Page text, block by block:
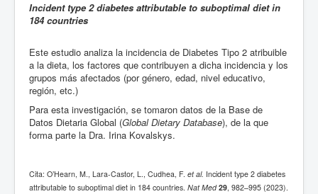
Incident type 2 diabetes attributable to suboptimal diet in
184 countries
Este estudio analiza la incidencia de Diabetes Tipo 2 atribuible
a la dieta, los factores que contribuyen a dicha incidencia y los
grupos más afectados (por género, edad, nivel educativo,
región, etc.)
Para esta investigación, se tomaron datos de la Base de
Datos Dietaria Global (Global Dietary Database), de la que
forma parte la Dra. Irina Kovalskys.
Cita: O’Hearn, M., Lara-Castor, L., Cudhea, F. et al. Incident type 2 diabetes
attributable to suboptimal diet in 184 countries. Nat Med 29, 982–995 (2023).